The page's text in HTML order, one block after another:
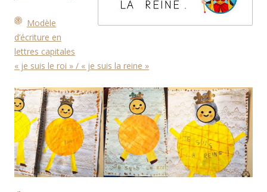
Modèle
d’écriture en
lettres capitales
« je suis le roi » / « je suis la reine »